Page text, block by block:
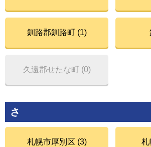
釧路郡釧路町 (1)
久遠郡せたな町 (0)
さ
札幌市厚別区 (3) 札